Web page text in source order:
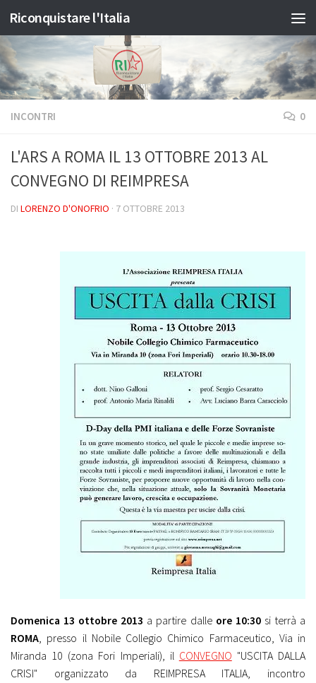
Salta al contenuto
Riconquistare l'Italia
INCONTRI 0
L'ARS A ROMA IL 13 OTTOBRE 2013 AL
CONVEGNO DI REIMPRESA
DI LORENZO D'ONOFRIO · 7 OTTOBRE 2013
Domenica 13 ottobre 2013 a partire dalle ore 10:30si terrà a
ROMA , presso il Nobile Collegio Chimico Farmaceutico, Via in
Miranda 10 (zona Fori Imperiali), il CONVEGNO "USCITA DALLA
CRISI" organizzato da REIMPRESA ITALIA, incontro